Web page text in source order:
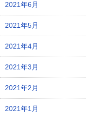
2021年6月
2021年5月
2021年4月
2021年3月
2021年2月
2021年1月